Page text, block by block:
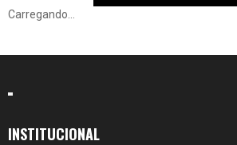
Carregando...
INSTITUCIONAL